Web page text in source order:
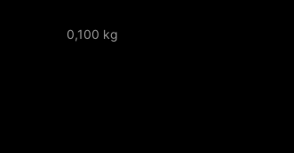
0,100 kg